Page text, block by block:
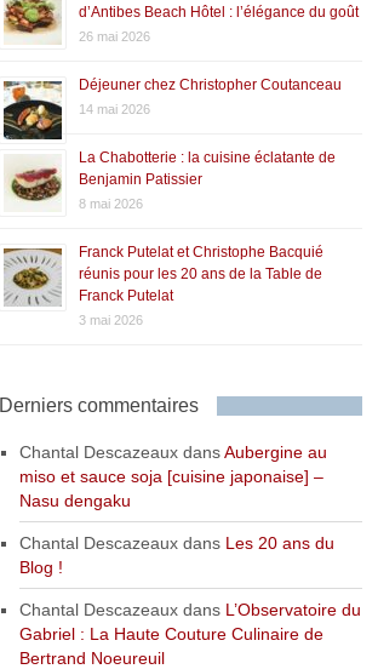
d’Antibes Beach Hôtel : l’élégance du goût
26 mai 2026
Déjeuner chez Christopher Coutanceau
14 mai 2026
La Chabotterie : la cuisine éclatante de
Benjamin Patissier
8 mai 2026
Franck Putelat et Christophe Bacquié
réunis pour les 20 ans de la Table de
Franck Putelat
3 mai 2026
Derniers commentaires
Chantal DescazeauxdansAubergine au
miso et sauce soja [cuisine japonaise] –
Nasu dengaku
Chantal Descazeauxdans Les 20 ans du
Blog !
Chantal Descazeauxdans L’Observatoire du
Gabriel : La Haute Couture Culinaire de
Bertrand Noeureuil